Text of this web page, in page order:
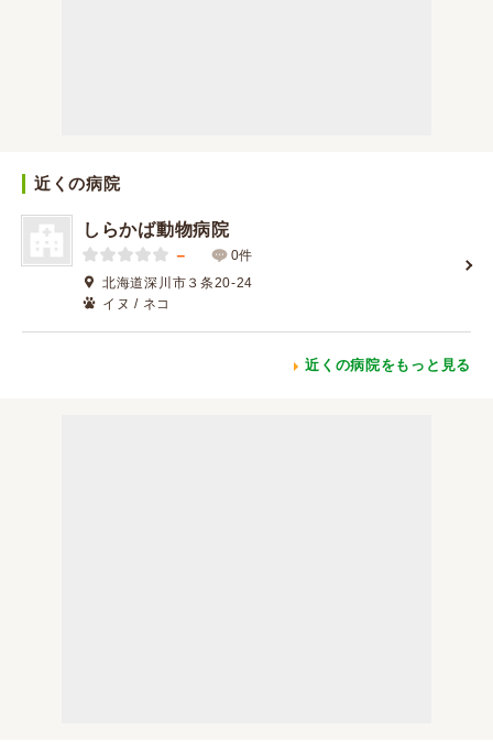
近くの病院
しらかば動物病院
－
0件
北海道深川市３条20-24
イヌ / ネコ
近くの病院をもっと見る